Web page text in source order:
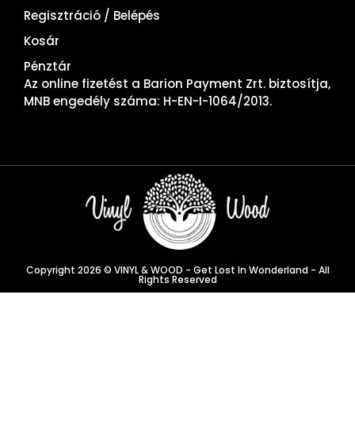
Regisztráció / Belépés
Kosár
Pénztár
Az online fizetést a Barion Payment Zrt. biztosítja,
MNB engedély száma: H-EN-I-1064/2013.
Copyright 2026 © VINYL & WOOD - Get Lost In Wonderland - All
Rights Reserved